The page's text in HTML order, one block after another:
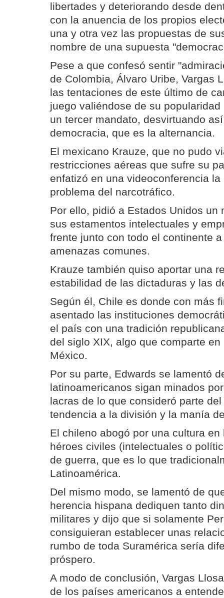
libertades y deteriorando desde
con la anuencia de los propios
una y otra vez las propuestas de
nombre de una supuesta
Pese a que confesó sentir
de Colombia, Álvaro Uribe, Vargas
las tentaciones de este último de
juego valiéndose de su
un tercer mandato, desvirtuando
democracia, que es la alternancia.
El mexicano Krauze, que no pudo
restricciones aéreas que sufre su
enfatizó en una videoconferencia
problema del narcotráfico.
Por ello, pidió a Estados Unidos un
sus estamentos intelectuales y
frente junto con todo el continente
amenazas comunes.
Krauze también quiso aportar una
estabilidad de las dictaduras y las
Según él, Chile es donde con más
asentado las instituciones
el país con una tradición
del siglo XIX, algo que comparte
México.
Por su parte, Edwards se lamentó
latinoamericanos sigan minados
lacras de lo que consideró parte
tendencia a la división y la manía
El chileno abogó por una cultura
héroes civiles (intelectuales o
de guerra, que es lo que
Latinoamérica.
Del mismo modo, se lamentó de
herencia hispana dediquen tanto
militares y dijo que si solamente
consiguieran establecer unas
rumbo de toda Suramérica sería
próspero.
A modo de conclusión, Vargas
de los países americanos a